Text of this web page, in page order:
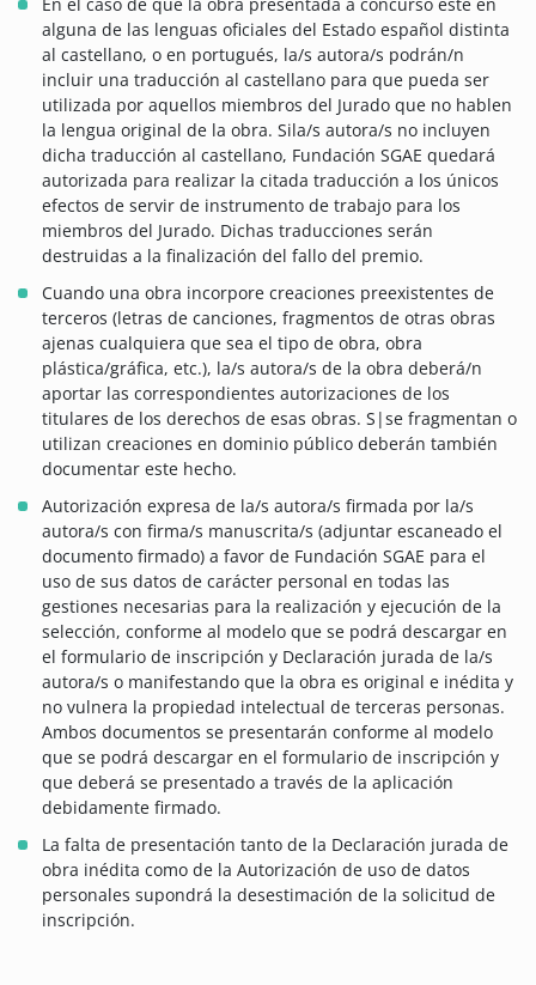
alguna de las lenguas oficiales del Estado español distinta
al castellano, o en portugués, la/s autora/s podrán/n
incluir una traducción al castellano para que pueda ser
utilizada por aquellos miembros del Jurado que no hablen
la lengua original de la obra. Sila/s autora/s no incluyen
dicha traducción al castellano, Fundación SGAE quedará
autorizada para realizar la citada traducción a los únicos
efectos de servir de instrumento de trabajo para los
miembros del Jurado. Dichas traducciones serán
destruidas a la finalización del fallo del premio.
Cuando una obra incorpore creaciones preexistentes de
terceros (letras de canciones, fragmentos de otras obras
ajenas cualquiera que sea el tipo de obra, obra
plástica/gráfica, etc.), la/s autora/s de la obra deberá/n
aportar las correspondientes autorizaciones de los
titulares de los derechos de esas obras. S|se fragmentan o
utilizan creaciones en dominio público deberán también
documentar este hecho.
Autorización expresa de la/s autora/s firmada por la/s
autora/s con firma/s manuscrita/s (adjuntar escaneado el
documento firmado) a favor de Fundación SGAE para el
uso de sus datos de carácter personal en todas las
gestiones necesarias para la realización y ejecución de la
selección, conforme al modelo que se podrá descargar en
el formulario de inscripción y Declaración jurada de la/s
autora/s o manifestando que la obra es original e inédita y
no vulnera la propiedad intelectual de terceras personas.
Ambos documentos se presentarán conforme al modelo
que se podrá descargar en el formulario de inscripción y
que deberá se presentado a través de la aplicación
debidamente firmado.
La falta de presentación tanto de la Declaración jurada de
obra inédita como de la Autorización de uso de datos
personales supondrá la desestimación de la solicitud de
inscripción.